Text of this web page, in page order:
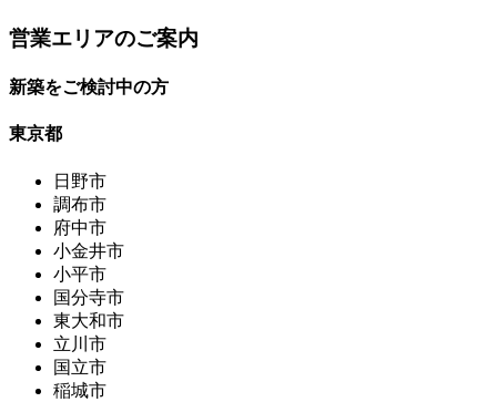
営業エリアのご案内
新築をご検討中の方
東京都
日野市
調布市
府中市
小金井市
小平市
国分寺市
東大和市
立川市
国立市
稲城市